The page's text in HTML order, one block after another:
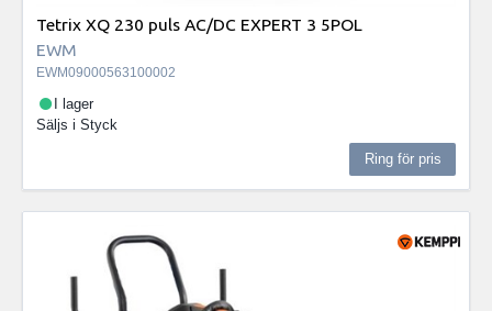
Tetrix XQ 230 puls AC/DC EXPERT 3 5POL
EWM
EWM09000563100002
I lager
Säljs i Styck
Ring för pris